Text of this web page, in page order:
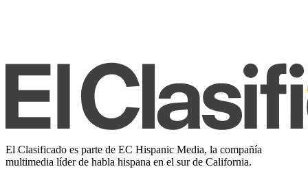
El Clasificado es parte de EC Hispanic Media, la compañía
multimedia líder de habla hispana en el sur de California.